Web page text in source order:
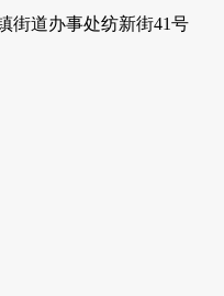
街道办事处纺新街41号